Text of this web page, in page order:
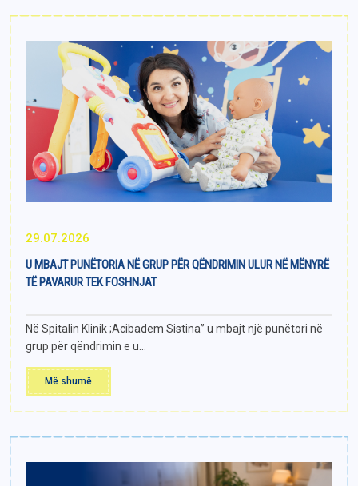
29.07.2026
U MBAJT PUNËTORIA NË GRUP PËR QËNDRIMIN ULUR NË MËNYRË
TË PAVARUR TEK FOSHNJAT
Në Spitalin Klinik ;Acibadem Sistina” u mbajt një punëtori në
grup për qëndrimin e u...
Më shumë